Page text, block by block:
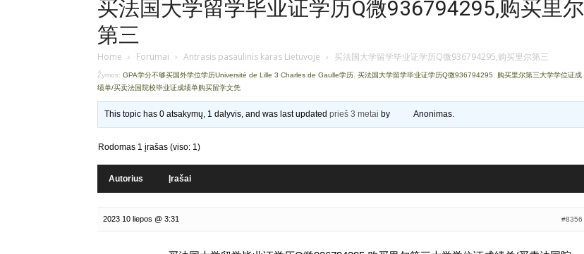
买法国大学留学毕业证学历Q微936794295,购买里尔
第三
Home › Forumai › Antrasis pasaulinis karas Lietuvoje › 买法国大学留学毕业证学历Q微936794295,购买里尔第三
Žymos: GPA学分不够买国外学位学历Université de Lille 3 Charles de Gaulle学历 买法国大学留学毕业证学历Q微936794295
购买里尔第三大学学位证成
绩单/买卖法国院校毕业证成绩单购买留学文凭
This topic has 0 atsakymų, 1 dalyvis, and was last updatedprieš 3 metai by Anonimas.
Rodomas 1 įrašas (viso: 1)
Autorius Įrašai
2023 10 liepos @ 3:31 #8356